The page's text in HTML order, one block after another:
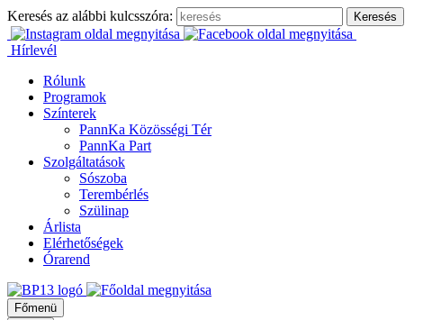
Keresés az alábbi kulcsszóra:
Hírlevél
Rólunk
Programok
Színterek
PannKa Közösségi Tér
PannKa Part
Szolgáltatások
Sószoba
Terembérlés
Szülinap
Árlista
Elérhetőségek
Órarend
Főmenü